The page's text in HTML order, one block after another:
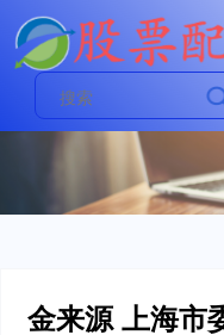
金来源 上海市